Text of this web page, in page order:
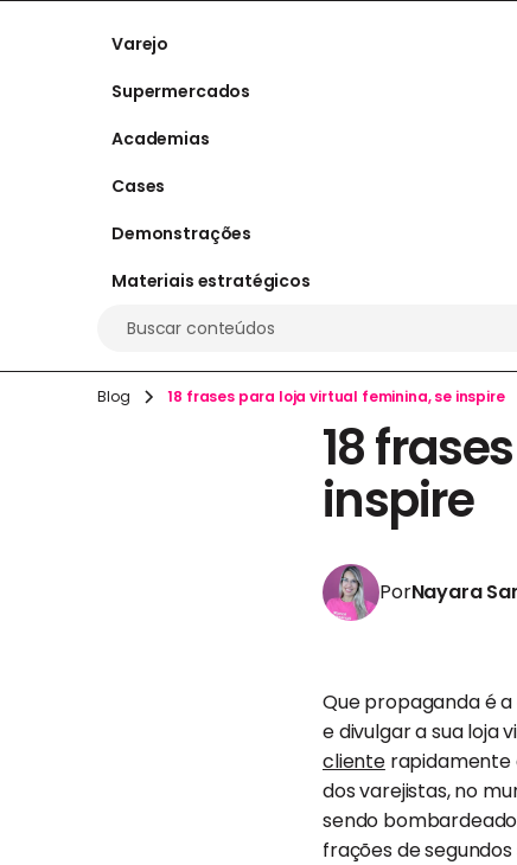
Varejo
Supermercados
Academias
Cases
Demonstrações
Materiais estratégicos
Buscar conteúdos
Blog 18 frases para loja virtual feminina, se inspire
18
inspire
PorNayara
Que propaganda é
e divulgar a sua loja
clienterapidamente
dos varejistas, no
sendo
frações de